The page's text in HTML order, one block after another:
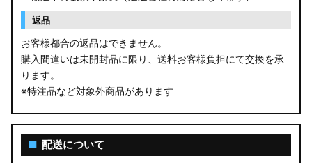
返品
お客様都合の返品はできません。
購入間違いは未開封品に限り、送料お客様負担にて交換を承
ります。
※特注品など対象外商品があります
■ 配送について